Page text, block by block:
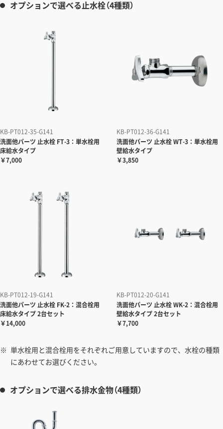
オプションで選べる止水栓（4種類）
KB-PT012-35-G141
洗面他パーツ 止水栓 FT-3：単水栓用
床給水タイプ
￥7,000
KB-PT012-36-G141
洗面他パーツ 止水栓 WT-3：単水栓用
壁給水タイプ
￥3,850
KB-PT012-19-G141
洗面他パーツ 止水栓 FK-2：混合栓用
床給水タイプ 2台セット
￥14,000
KB-PT012-20-G141
洗面他パーツ 止水栓 WK-2：混合栓用
壁給水タイプ 2台セット
￥7,700
単水栓用と混合栓用をそれぞれご用意していますので、水栓の種類
にあわせてお選びください。
オプションで選べる排水金物（4種類）